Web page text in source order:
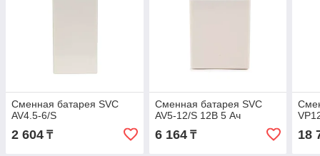
Сменная батарея SVC
AV4.5-6/S
2 604 ₸
Сменная батарея SVC
AV5-12/S 12В 5 Ач
6 164₸ 18